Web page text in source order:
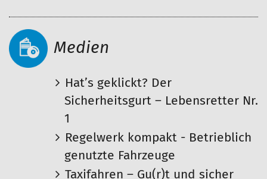
Medien
Hat’s geklickt? Der
Sicherheitsgurt – Lebensretter Nr.
1
Regelwerk kompakt - Betrieblich
genutzte Fahrzeuge
Taxifahren – Gu(r)t und sicher